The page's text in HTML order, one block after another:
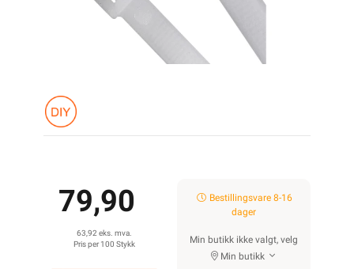
79,90
63,92 eks. mva.
Pris per 100 Stykk
Bestillingsvare 8-16
dager
Min butikk ikke valgt, velg
Min butikk